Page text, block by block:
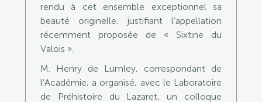
rendu à cet ensemble exceptionnel sa
beauté originelle, justifiant l’appellation
récemment proposée de « Sixtine du
Valois ».
M. Henry de Lumley, correspondant de
l’Académie, a organisé, avec le Laboratoire
de Préhistoire du Lazaret, un colloque